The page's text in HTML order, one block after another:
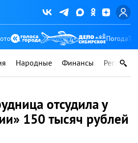
Погода
Народные Финансы Регионы
отсудила у
150 тысяч рублей